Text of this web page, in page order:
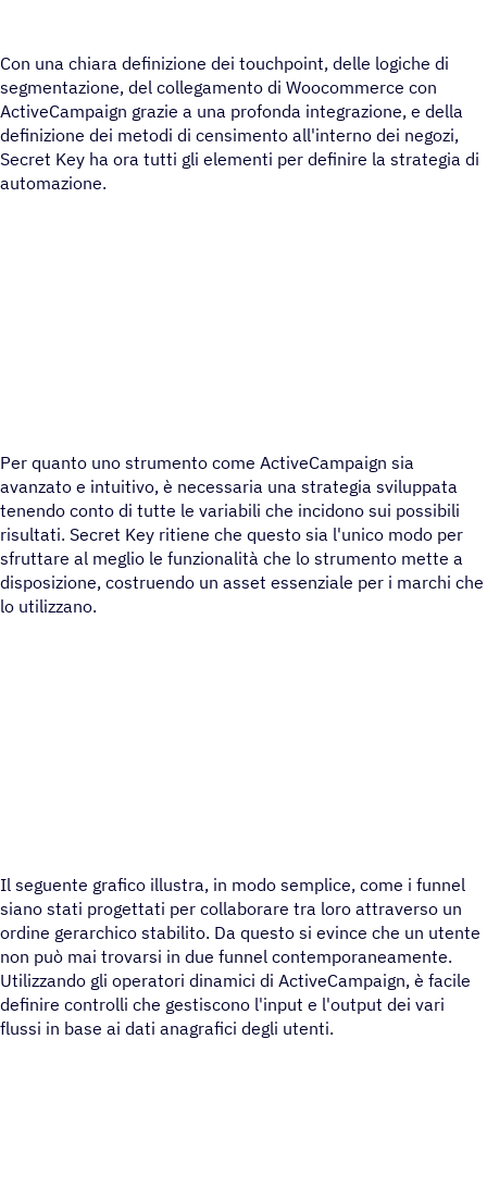
Con una chiara definizione dei touchpoint, delle logiche di
segmentazione, del collegamento di Woocommerce con
ActiveCampaign grazie a una profonda integrazione, e della
definizione dei metodi di censimento all'interno dei negozi,
Secret Key ha ora tutti gli elementi per definire la strategia di
automazione.
Per quanto uno strumento come ActiveCampaign sia
avanzato e intuitivo, è necessaria una strategia sviluppata
tenendo conto di tutte le variabili che incidono sui possibili
risultati. Secret Key ritiene che questo sia l'unico modo per
sfruttare al meglio le funzionalità che lo strumento mette a
disposizione, costruendo un asset essenziale per i marchi che
lo utilizzano.
Il seguente grafico illustra, in modo semplice, come i funnel
siano stati progettati per collaborare tra loro attraverso un
ordine gerarchico stabilito. Da questo si evince che un utente
non può mai trovarsi in due funnel contemporaneamente.
Utilizzando gli operatori dinamici di ActiveCampaign, è facile
definire controlli che gestiscono l'input e l'output dei vari
flussi in base ai dati anagrafici degli utenti.